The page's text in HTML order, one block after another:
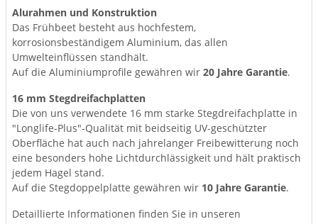
Alurahmen und Konstruktion
Das Frühbeet besteht aus hochfestem,
korrosionsbeständigem Aluminium, das allen
Umwelteinflüssen standhält.
Auf die Aluminiumprofile gewähren wir 20 Jahre Garantie.
16 mm Stegdreifachplatten
Die von uns verwendete 16 mm starke Stegdreifachplatte in
"Longlife-Plus"-Qualität mit beidseitig UV-geschützter
Oberfläche hat auch nach jahrelanger Freibewitterung noch
eine besonders hohe Lichtdurchlässigkeit und hält praktisch
jedem Hagel stand.
Auf die Stegdoppelplatte gewähren wir 10 Jahre Garantie.
Detaillierte Informationen finden Sie in unseren